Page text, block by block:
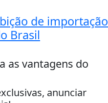
de importação
Brasil
as vantagens do
anunciar